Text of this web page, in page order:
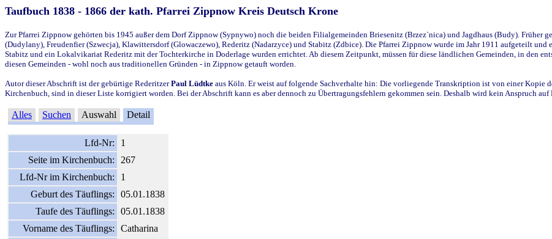
Taufbuch 1838 - 1866 der kath. Pfarrei Zippnow Kreis Deutsch Krone
Zur Pfarrei Zippnow gehörten bis 1945 außer dem Dorf Zippnow (Sypnywo) noch die beiden Filialgemeinden Briesenitz (Brzez`nica) und Jagdhaus (Budy). Früher
(Dudylany), Freudenfier (Szwecja), Klawittersdorf (Glowaczewo), Rederitz (Nadarzyce) und Stabitz (Zdbice). Die Pfarrei Zippnow wurde im Jahr 1911 aufgeteilt
Stabitz und ein Lokalvikariat Rederitz mit der Tochterkirche in Doderlage wurden errichtet. Ab diesem Zeitpunkt, müssen für diese ländlichen Gemeinden, in den
diesen Gemeinden - wohl noch aus traditionellen Gründen - in Zippnow getauft worden.
Autor dieser Abschrift ist der gebürtige RederitzerPaul Lüdtke aus Köln. Er weist auf folgende Sachverhalte hin: Die vorliegende Transkription ist von einer Kopie
Kirchenbuch, sind in dieser Liste korrigiert worden. Bei der Abschrift kann es aber dennoch zu Übertragungsfehlern gekommen sein. Deshalb wird kein Anspruch auf
Alles Suchen Auswahl Detail
Lfd-Nr:
1
Seite im Kirchenbuch:
267
Lfd-Nr im Kirchenbuch:
1
Geburt des Täuflings:
05.01.1838
Taufe des Täuflings:
05.01.1838
Vorname des Täuflings:
Catharina